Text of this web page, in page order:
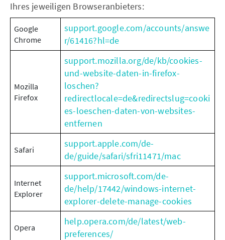
Ihres jeweiligen Browseranbieters:
Google
Chrome
support.google.com/accounts/answe
r/61416?hl=de
Mozilla
Firefox
support.mozilla.org/de/kb/cookies-
und-website-daten-in-firefox-
loschen?
redirectlocale=de&redirectslug=cooki
es-loeschen-daten-von-websites-
entfernen
Safari
support.apple.com/de-
de/guide/safari/sfri11471/mac
Internet
Explorer
support.microsoft.com/de-
de/help/17442/windows-internet-
explorer-delete-manage-cookies
Opera
help.opera.com/de/latest/web-
preferences/